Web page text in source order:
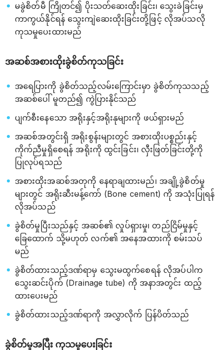
မခွဲစိတ်မီ ကြိုတင်၍ ပိုးသတ်ဆေးထိုးခြင်း၊ သွေးခဲခြင်းမှ
ကာကွယ်နိုင်ရန် သွေးကျဲဆေးထိုးခြင်းတို့ဖြင့် လိုအပ်သလို
ကုသမှုပေးထားမည်
အဆစ်အစားထိုးခွဲစိတ်ကုသခြင်း
အရေပြားကို ခွဲစိတ်သည့်လမ်းကြောင်းမှာ ခွဲစိတ်ကုသသည့်
အဆစ်ပေါ် မူတည်၍ ကွဲပြားနိုင်သည်
ပျက်စီးနေသော အရိုးနှင့်အရိုးနုများကို ဖယ်ရှားမည်
အဆစ်အတွင်းရှိ အရိုးစွန်းများတွင် အစားထိုးပစ္စည်းနှင့်
ကိုက်ညီမှုရှိစေရန် အရိုးကို ထွင်းခြင်း၊ လှီးဖြတ်ခြင်းတို့ကို
ပြုလုပ်ရသည်
အစားထိုးအဆစ်အတုကို နေရာချထားမည်၊ အချို့ခွဲစိတ်မှု
များတွင် အရိုးဆီးမန့်ကော် (Bone cement) ကို အသုံးပြုရန်
လိုအပ်သည်
ခွဲစိတ်မှုပြီးသည်နှင့် အဆစ်၏ လှုပ်ရှားမှု၊ တည်ငြိမ်မှုနှင့်
ခြေထောက် သို့မဟုတ် လက်၏ အနေအထားကို စမ်းသပ်
မည်
ခွဲစိတ်ထားသည့်ဒဏ်ရာမှ သွေးမထွက်စေရန် လိုအပ်ပါက
သွေးဆင်းပိုက် (Drainage tube) ကို အနာအတွင်း ထည့်
ထားပေးမည်
ခွဲစိတ်ထားသည့်ဒဏ်ရာကို အလွှာလိုက် ပြန်ပိတ်သည်
ခွဲစိတ်မှုအပြီး ကုသမှုပေးခြင်း